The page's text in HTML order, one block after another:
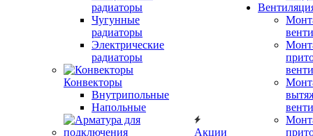
радиаторы
Чугунные
радиаторы
Электрические
радиаторы
Конвекторы
Внутрипольные
Напольные
Акции